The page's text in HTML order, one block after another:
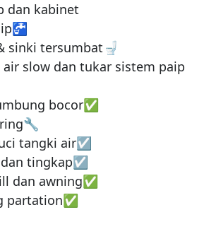
dan kabinet
sinki tersumbat🚽
slow dan tukar sistem paip
bocor✅
tangki air☑️
dan tingkap☑️
dan awning✅
partation✅